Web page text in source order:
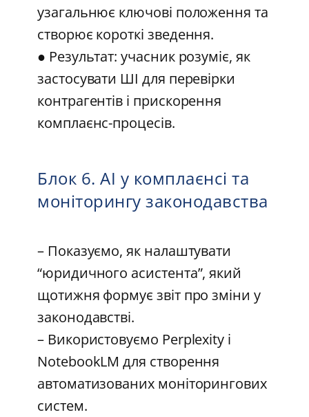
узагальнює ключові положення та
створює короткі зведення.
● Результат: учасник розуміє, як
застосувати ШІ для перевірки
контрагентів і прискорення
комплаєнс-процесів.
Блок 6. AI у комплаєнсі та
моніторингу законодавства
– Показуємо, як налаштувати
“юридичного асистента”, який
щотижня формує звіт про зміни у
законодавстві.
– Використовуємо Perplexity і
NotebookLM для створення
автоматизованих моніторингових
систем.